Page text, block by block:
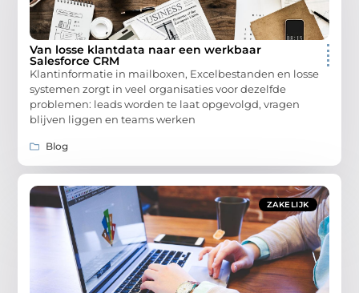
Van losse klantdata naar een werkbaar
Salesforce CRM
Klantinformatie in mailboxen, Excelbestanden en losse
systemen zorgt in veel organisaties voor dezelfde
problemen: leads worden te laat opgevolgd, vragen
blijven liggen en teams werken
Blog
ZAKELIJK